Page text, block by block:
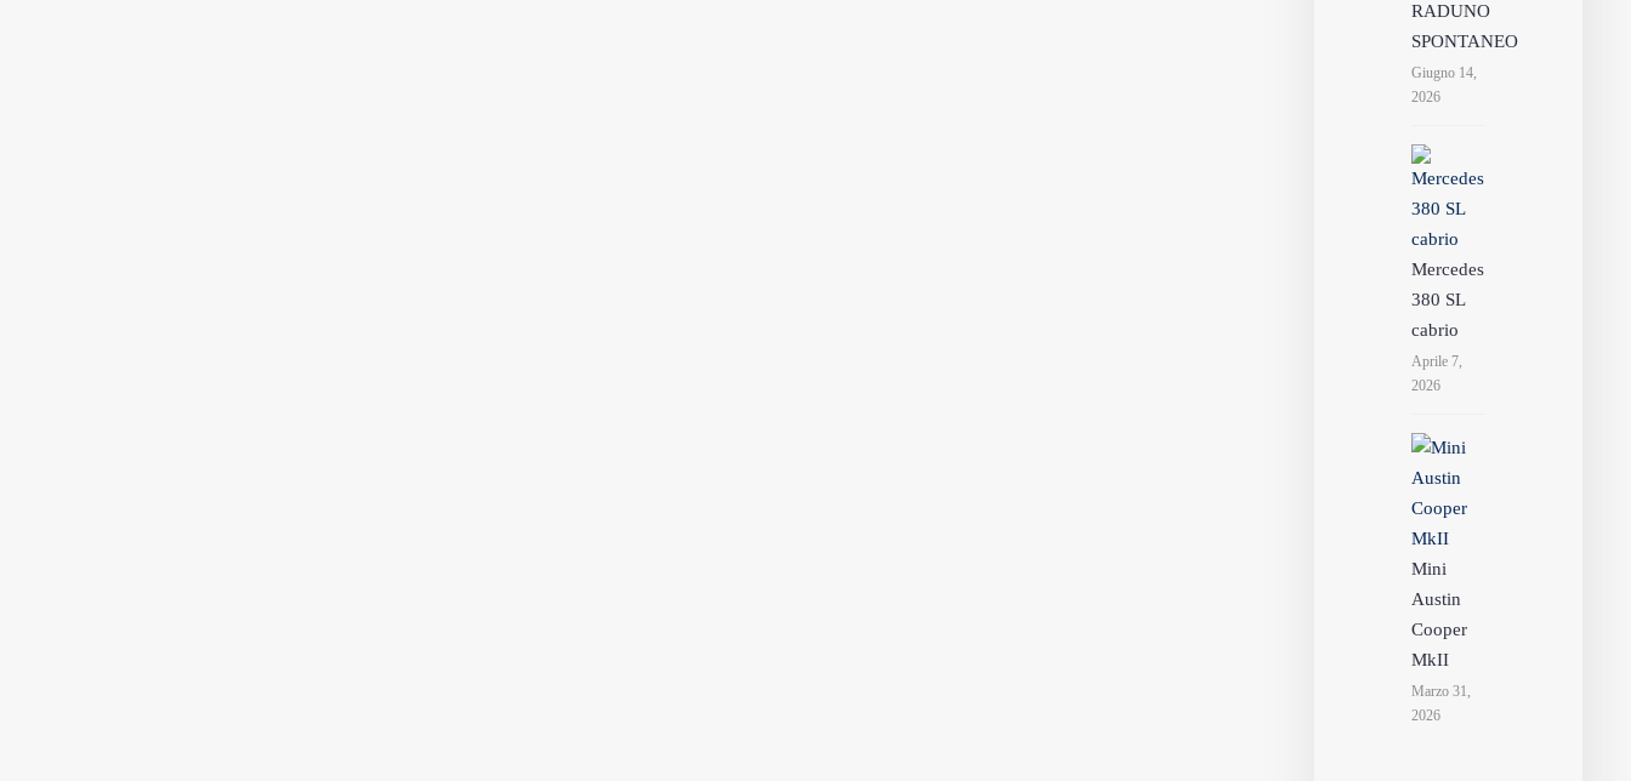
RADUNO
SPONTANEO
Giugno 14,
2026
Mercedes
380 SL
cabrio
Aprile 7,
2026
Mini
Austin
Cooper
MkII
Marzo 31,
2026